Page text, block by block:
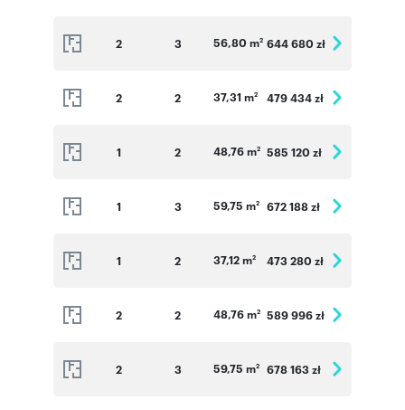
2 3 56,80 m2 644 680 zł
2 2 37,31 m2 479 434 zł
1 2 48,76 m2 585 120 zł
1 3 59,75 m2 672 188 zł
1 2 37,12 m2 473 280 zł
2 2 48,76 m2 589 996 zł
2 3 59,75 m2 678 163 zł